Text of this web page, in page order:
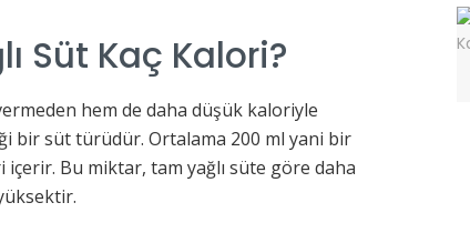
Süt Kaç Kalori?
hem de daha düşük kaloriyle
bir süt türüdür. Ortalama 200 ml yani bir
içerir. Bu miktar, tam yağlı süte göre daha